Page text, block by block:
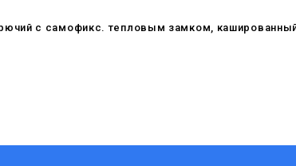
c самофикс. тепловым замком,